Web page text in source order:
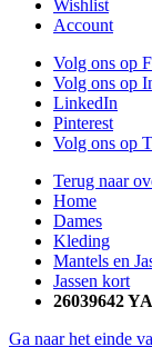
Wishlist
Account
Volg ons op
Volg ons op
LinkedIn
Pinterest
Volg ons op
Terug naar
Home
Dames
Kleding
Mantels en
Jassen kort
26039642
Ga naar het einde